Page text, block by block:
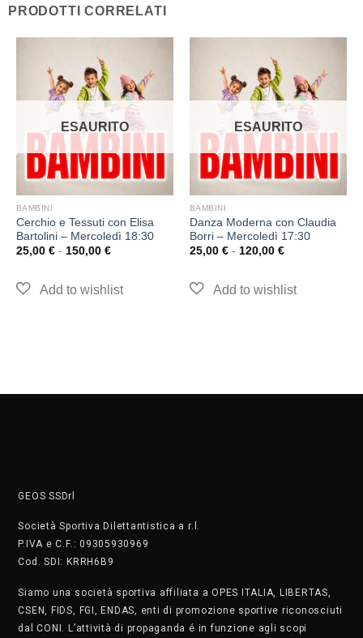
PRODOTTI CORRELATI
ESAURITO
BAMBINI
Cerchio e Tessuti con Elisa
Bartolini – Mercoledì 18:30
25,00 € - 150,00 €
ESAURITO
BAMBINI
Danza Moderna con Claudia
Borri – Mercoledì 17:30
25,00 € - 120,00 €
GEOS SSDrl
Società Sportiva Dilettantistica a r.l.
P.IVA e C.F.: 09305930969
Cod. SDI: KRRH6B9
Siamo una società sportiva affiliata a OPES ITALIA, LIBERTAS,
CSEN, FIDS, FGI, ENDAS, enti di promozione sportive riconosciuti
dal CONI. L’attività di propaganda é in funzione agli scopi